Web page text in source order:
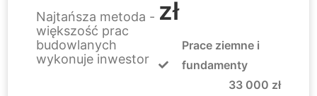
Najtańsza metoda -
większość prac
budowlanych
wykonuje inwestor
zł
Prace ziemne i
fundamenty
33 000 zł